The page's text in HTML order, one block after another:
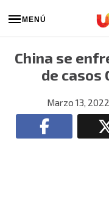
MENÚ
China se
de casos
Marzo 13, 2022